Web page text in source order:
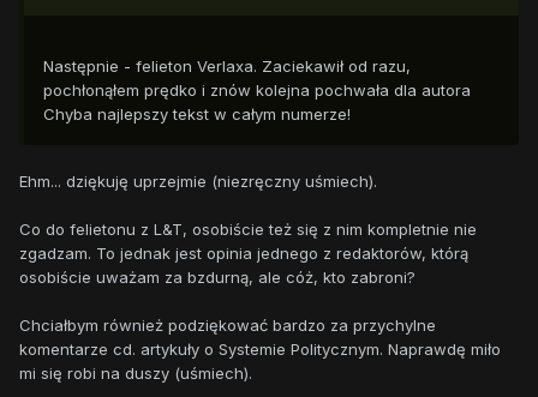
Następnie - felieton Verlaxa. Zaciekawił od razu,
pochłonąłem prędko i znów kolejna pochwała dla autora
Chyba najlepszy tekst w całym numerze!
Ehm... dziękuję uprzejmie (niezręczny uśmiech).
Co do felietonu z L&T, osobiście też się z nim kompletnie nie
zgadzam. To jednak jest opinia jednego z redaktorów, którą
osobiście uważam za bzdurną, ale cóż, kto zabroni?
Chciałbym również podziękować bardzo za przychylne
komentarze cd. artykuły o Systemie Politycznym. Naprawdę miło
mi się robi na duszy (uśmiech).